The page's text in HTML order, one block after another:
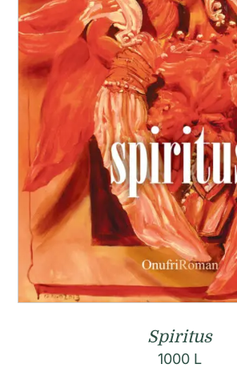
Spiritus
1000 L